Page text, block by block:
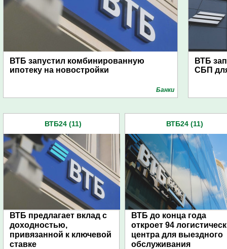
ВТБ запустил комбинированную
ипотеку на новостройки
Банки
ВТБ
СБП
ВТБ24 (11)
ВТБ предлагает вклад с
доходностью,
привязанной к ключевой
ставке
ВТБ24 (11)
ВТБ до конца года
откроет 94
центра для выездного
обслуживания